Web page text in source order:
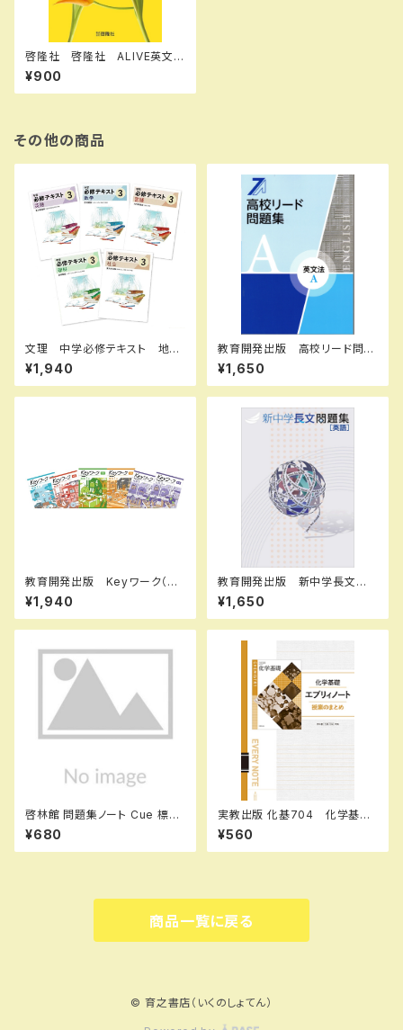
啓隆社 啓隆社 ALIVE英文
法 改訂版 2026年度版 新
品 問題集本体のみ 別冊解
答なし 新品 問題集本体の
W33LM SKU：004020588
¥900
その他の商品
文理 中学必修テキスト 地
理・歴史・社会中3（公民）（ご選
択ください） 2026年度版 新
品完全セット
¥1,940
教育開発出版 高校リード問題
集 英文法 A ，英文法 B 202
6年度版 各科目（選択くださ
い） 新品完全セット ISBN
¥1,650
教育開発出版 Keyワーク（キ
ーワーク） 数学 中1～3（ご
選択ください） 2026年度版
新品完全セット
¥1,940
教育開発出版 新中学長文問
題集 2026年度版 新品
¥1,650
啓林館 問題集ノート Cue 標
準〜応用編 数学Ⅰ 集合と命
題・図形と計量 新品 問題集
本体のみ 別冊解答なし ISB
¥680
実教出版 化基704 化学基礎
エブリィノート 授業のまとめ
新品 問題集本体のみ 別冊
解答なし ISBN：97844073
¥560
商品一覧に戻る
© 育之書店（いくのしょてん）